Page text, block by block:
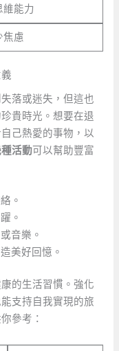
能力
焦慮
落或迷失，但這也
貴時光。想要在退
己熱愛的事物，以
活動可以幫助豐富
。
。
音樂。
美好回憶。
的生活習慣。強化
支持自我實現的旅
參考：